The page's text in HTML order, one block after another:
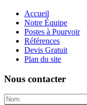
Accueil
Notre Équipe
Postes à Pourvoir
Références
Devis Gratuit
Plan du site
Nous contacter